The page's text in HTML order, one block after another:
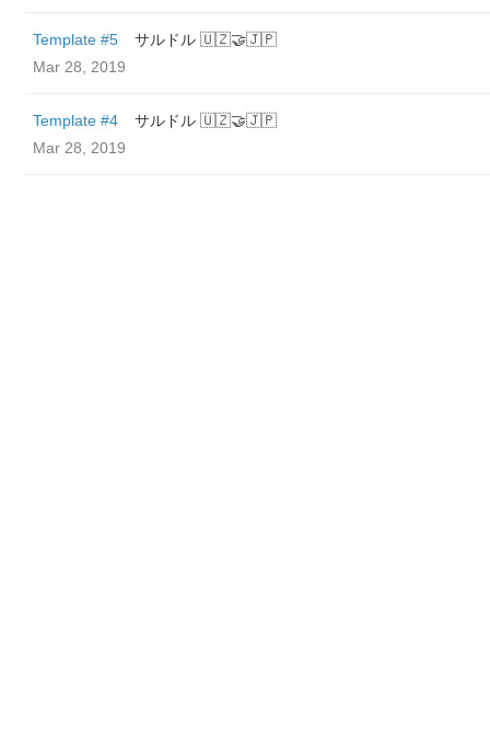
Template #5
サルドル 🇺🇿🤝🇯🇵
Mar 28, 2019
Template #4
サルドル 🇺🇿🤝🇯🇵
Mar 28, 2019